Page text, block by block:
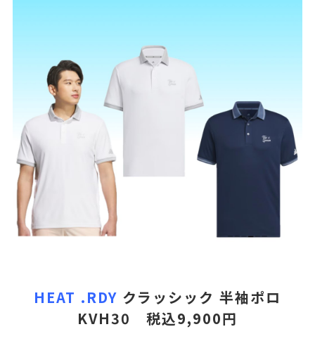
HEAT .RDY クラッシック 半袖ポロ
KVH30 税込9,900円